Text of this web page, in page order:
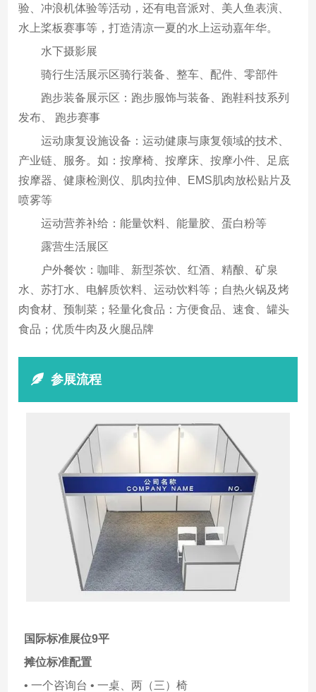
验、冲浪机体验等活动，还有电音派对、美人鱼表演、
水上桨板赛事等，打造清凉一夏的水上运动嘉年华。
水下摄影展
骑行生活展示区骑行装备、整车、配件、零部件
跑步装备展示区：跑步服饰与装备、跑鞋科技系列
发布、 跑步赛事
运动康复设施设备：运动健康与康复领域的技术、
产业链、服务。如：按摩椅、按摩床、按摩小件、足底
按摩器、健康检测仪、肌肉拉伸、EMS肌肉放松贴片及
喷雾等
运动营养补给：能量饮料、能量胶、蛋白粉等
露营生活展区
户外餐饮：咖啡、新型茶饮、红酒、精酿、矿泉
水、苏打水、电解质饮料、运动饮料等；自热火锅及烤
肉食材、预制菜；轻量化食品：方便食品、速食、罐头
食品；优质牛肉及火腿品牌
参展流程
国际标准展位9平
摊位标准配置
• 一个咨询台 • 一桌、两（三）椅